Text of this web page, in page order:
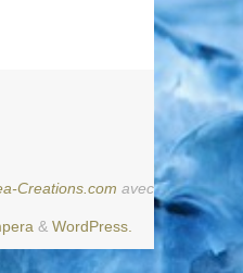
Creations.com avec
& WordPress.